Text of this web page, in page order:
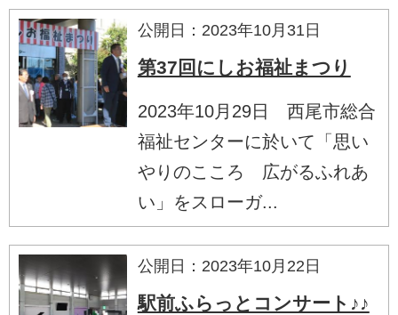
公開日：2023年10月31日
第37回にしお福祉まつり
2023年10月29日 西尾市総合
福祉センターに於いて「思い
やりのこころ 広がるふれあ
い」をスローガ...
公開日：2023年10月22日
駅前ふらっとコンサート♪♪